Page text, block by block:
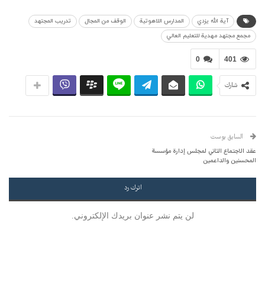
آية الله يزدي المدارس اللاهوتية الوقف من المجال
تدريب المجتهد
مجمع مجتهد مهدية للتعليم العالي
0 401
شارك
السابق بوست
عقد الاجتماع الثاني لمجلس إدارة مؤسسة
المحسنين والداعمين
اترك رد
لن يتم نشر عنوان بريدك الإلكتروني.